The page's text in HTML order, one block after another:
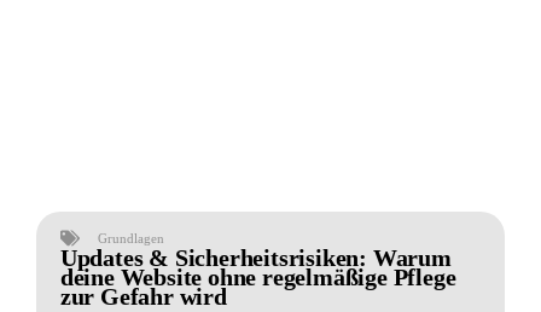
Grundlagen
Updates & Sicherheitsrisiken: Warum
deine Website ohne regelmäßige Pflege
zur Gefahr wird